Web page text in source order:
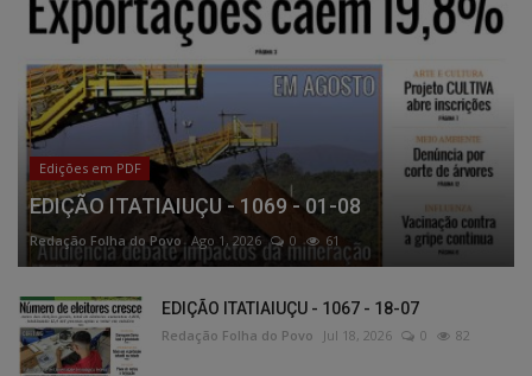
Edições em PDF
EDIÇÃO ITATIAIUÇU - 1069 - 01-08
Redação Folha do Povo Ago 1, 2026 0 61
EDIÇÃO ITATIAIUÇU - 1067 - 18-07
Redação Folha do Povo Jul 18, 2026 0 82